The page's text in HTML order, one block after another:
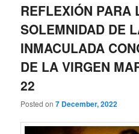
REFLEXIÓN PARA
SOLEMNIDAD DE
INMACULADA
DE LA VIRGEN
22
Posted on7 December, 2022